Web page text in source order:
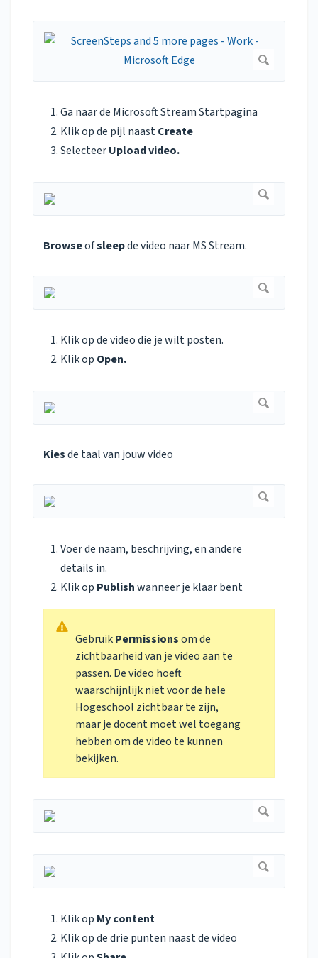
Ga naar de Microsoft Stream Startpagina
Klik op de pijl naastCreate
SelecteerUpload video.
Browseofsleepde video naar MS Stream.
Klik op de video die je wilt posten.
Klik op Open.
Kiesde taal van jouw video
Voer de naam, beschrijving, en andere
details in.
Klik op Publishwanneer je klaar bent
GebruikPermissionsom de
zichtbaarheid van je video aan te
passen. De video hoeft
waarschijnlijk niet voor de hele
Hogeschool zichtbaar te zijn,
maar je docent moet wel toegang
hebben om de video te kunnen
bekijken.
Klik op My content
Klik op de drie punten naast de video